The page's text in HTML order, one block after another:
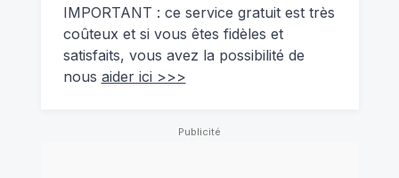
IMPORTANT : ce service gratuit est très
coûteux et si vous êtes fidèles et
satisfaits, vous avez la possibilité de
nous aider ici >>>